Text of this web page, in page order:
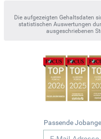
Die aufgezeigten Gehaltsdaten
statistischen Auswertungen
ausgeschriebenen
Passende